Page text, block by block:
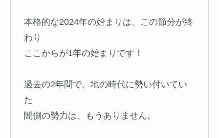
本格的な2024年の始まりは、この節分が終
わり
ここからが1年の始まりです！
過去の2年間で、地の時代に勢い付いてい
た
闇側の勢力は、もうありません。